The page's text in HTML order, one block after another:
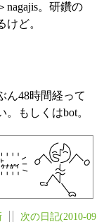
nagajis。研鑽の
ど。
ん48時間経って
もしくはbot。
次の日記(2010-09